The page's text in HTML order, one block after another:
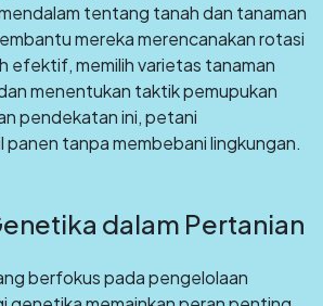
tentang tanah dan tanaman
mereka merencanakan rotasi
efektif, memilih varietas tanaman
menentukan taktik pemupukan
pendekatan ini, petani
panen tanpa membebani lingkungan.
dalam Pertanian
berfokus pada pengelolaan